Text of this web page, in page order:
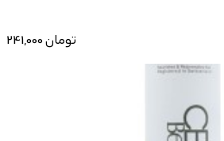
241,000 تومان